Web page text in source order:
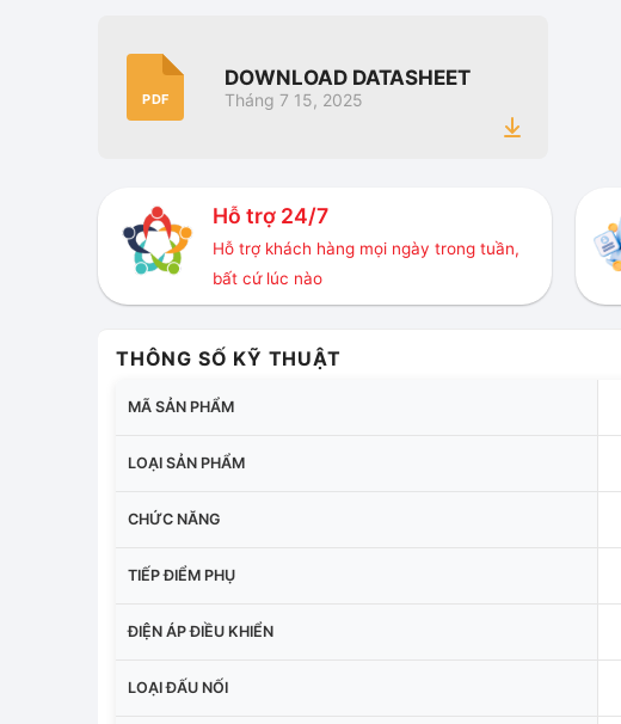
PDF
DOWNLOAD DATASHEET
Tháng 7 15, 2025
Hỗ trợ 24/7
Hỗ trợ khách hàng mọi ngày trong tuần,
bất cứ lúc nào
THÔNG SỐ KỸ THUẬT
MÃ SẢN PHẨM
LOẠI SẢN PHẨM
CHỨC NĂNG
TIẾP ĐIỂM PHỤ
ĐIỆN ÁP ĐIỀU KHIỂN
LOẠI ĐẤU NỐI